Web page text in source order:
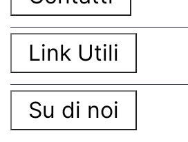
Link Utili
Su di noi